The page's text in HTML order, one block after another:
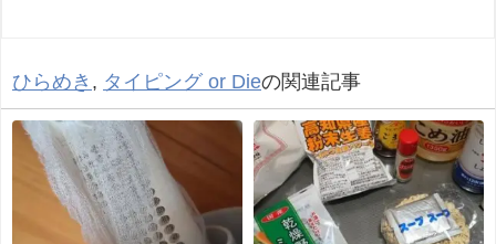
ひらめき , タイピング or Dieの関連記事